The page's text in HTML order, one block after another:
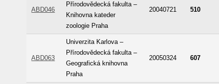
ABD046
Přírodovědecká fakulta –
Knihovna kateder
zoologie Praha
20040721 510
ABD063
Univerzita Karlova –
Přírodovědecká fakulta –
Geografická knihovna
Praha
20050324 607